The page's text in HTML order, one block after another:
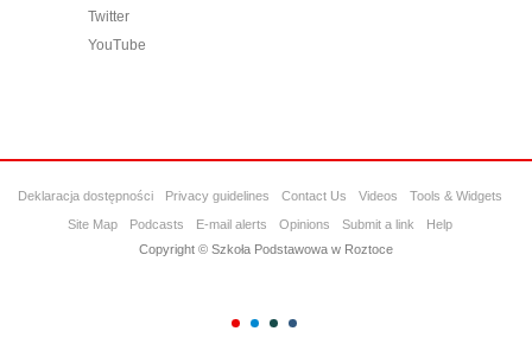
Twitter
YouTube
Deklaracja dostępności Privacy guidelines Contact Us Videos
Tools & Widgets
Site Map
Podcasts E-mail alerts Opinions Submit a link
Help
Copyright © Szkoła Podstawowa w Roztoce